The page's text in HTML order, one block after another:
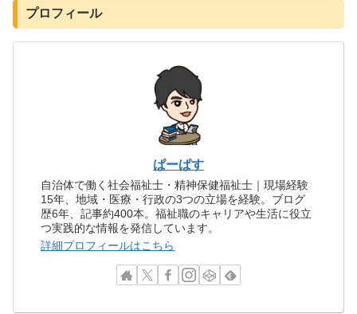
プロフィール
ぱーぱす
自治体で働く社会福祉士・精神保健福祉士｜現場経験
15年、地域・医療・行政の3つの立場を経験。ブログ
歴6年、記事約400本。福祉職のキャリアや生活に役立
つ実践的な情報を発信しています。
詳細プロフィールはこちら